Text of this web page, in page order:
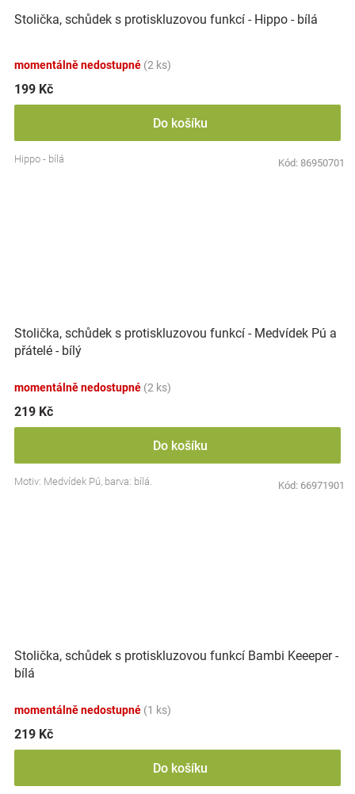
Stolička, schůdek s protiskluzovou funkcí - Hippo - bílá
momentálně nedostupné (2 ks)
199 Kč
Do košíku
Hippo - bílá Kód: 86950701
Stolička, schůdek s protiskluzovou funkcí - Medvídek Pú a
přátelé - bílý
momentálně nedostupné (2 ks)
219 Kč
Do košíku
Motiv: Medvídek Pú, barva: bílá. Kód: 66971901
Stolička, schůdek s protiskluzovou funkcí Bambi Keeeper -
bílá
momentálně nedostupné (1 ks)
219 Kč
Do košíku